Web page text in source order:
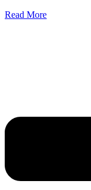
Read More